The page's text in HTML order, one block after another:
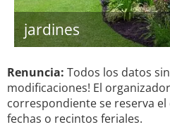
jardines
Renuncia: Todos los datos
modificaciones! El
correspondiente se reserva
fechas o recintos feriales.